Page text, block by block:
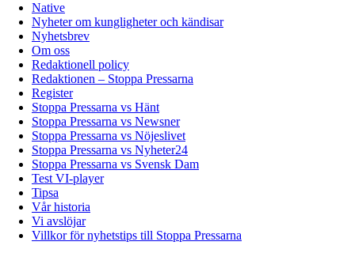
Native
Nyheter om kungligheter och kändisar
Nyhetsbrev
Om oss
Redaktionell policy
Redaktionen – Stoppa Pressarna
Register
Stoppa Pressarna vs Hänt
Stoppa Pressarna vs Newsner
Stoppa Pressarna vs Nöjeslivet
Stoppa Pressarna vs Nyheter24
Stoppa Pressarna vs Svensk Dam
Test VI-player
Tipsa
Vår historia
Vi avslöjar
Villkor för nyhetstips till Stoppa Pressarna